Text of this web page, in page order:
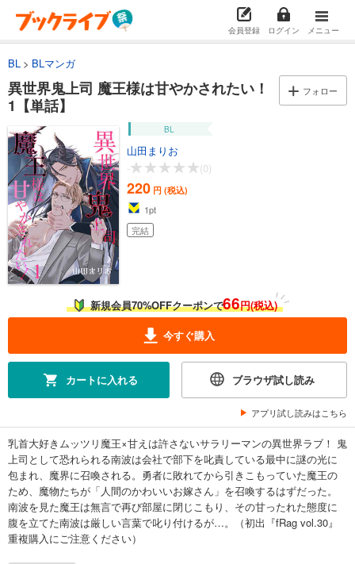
会員登録 ログイン メニュー
BL BLマンガ
異世界鬼上司 魔王様は甘やかされたい！
1【単話】
フォロー
BL
山田まりお
-
(0)
220 円 (税込)
1pt
完結
新規会員70%OFFクーポンで66円(税込)
今すぐ購入
カートに入れる ブラウザ試し読み
アプリ試し読みはこちら
乳首大好きムッツリ魔王×甘えは許さないサラリーマンの異世界ラブ！ 鬼
上司として恐れられる南波は会社で部下を叱責している最中に謎の光に
包まれ、魔界に召喚される。勇者に敗れてから引きこもっていた魔王の
ため、魔物たちが「人間のかわいいお嫁さん」を召喚するはずだった。
南波を見た魔王は無言で再び部屋に閉じこもり、その甘ったれた態度に
腹を立てた南波は厳しい言葉で叱り付けるが…。（初出『fRag vol.30』
重複購入にご注意ください）